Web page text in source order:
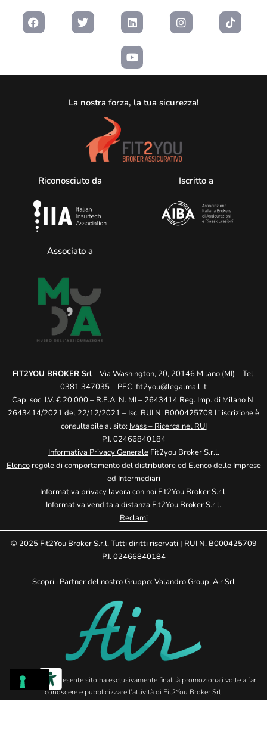
La nostra forza, la tua sicurezza!
Riconosciuto da Iscritto a
Associato a
FIT2YOU BROKER Srl– Via Washington, 20, 20146 Milano (MI) – Tel.
0381 347035 – PEC. fit2you@legalmail.it
Cap. soc. I.V. € 20.000 – R.E.A. N. MI – 2643414 Reg. Imp. di Milano N.
2643414/2021 del 22/12/2021 – Isc. RUI N. B000425709 L’ iscrizione è
consultabile al sito: Ivass – Ricerca nel RUI
P.I. 02466840184
Informativa Privacy GeneraleFit2you Broker S.r.l.
Elencoregole di comportamento del distributore ed Elenco delle Imprese
ed Intermediari
Informativa privacy lavora con noi Fit2You Broker S.r.l.
Informativa vendita a distanza Fit2You Broker S.r.l.
Reclami
© 2025 Fit2You Broker S.r.l. Tutti diritti riservati | RUI N. B000425709
P.I. 02466840184
Scopri i Partner del nostro Gruppo: Valandro Group,Air Srl
Avvertenze: Il presente sito ha esclusivamente finalità promozionali volte a far
conoscere e pubblicizzare l’attività di Fit2You Broker Srl.